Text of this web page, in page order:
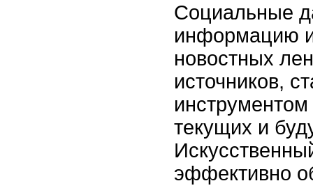
Социальные
информацию
новостных
источников,
текущих и
эффективно